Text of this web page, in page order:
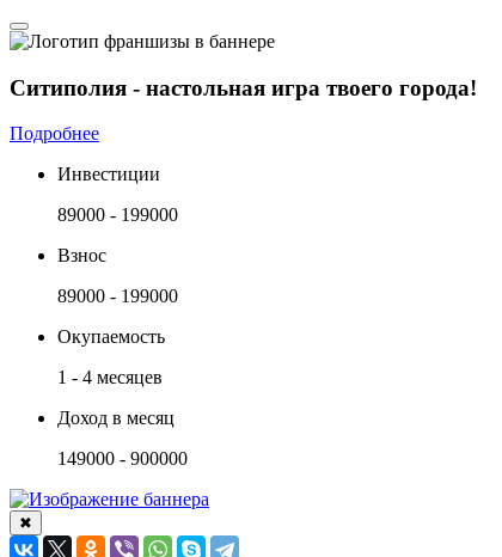
Ситиполия - настольная игра твоего города!
Подробнее
Инвестиции
89000 - 199000
Взнос
89000 - 199000
Окупаемость
1 - 4 месяцев
Доход в месяц
149000 - 900000
✖